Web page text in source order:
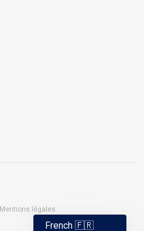
Mentions légales
French 🇫🇷